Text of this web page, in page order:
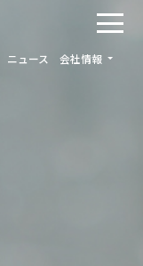
ニュース 会社情報